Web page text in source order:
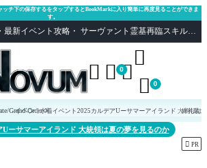
ッチ下の保存するをタップするとBookMarkに入り簡単に再度見ることができま
す。
FGOまとめニュース速報・最新イベント攻略・ サーヴァント霊基再臨スキル性能評価まとめ Fate/Grand Order
  0

 0
Grand Order
イベント水着イベント2025カルデアUーサマーアイランド 大統領は
絆礼装
ーサマーアイランド 大統領は夏の夢を見るのか
 PR